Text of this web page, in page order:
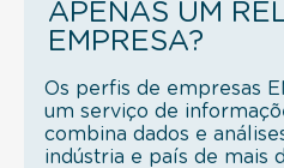
APENAS UM
EMPRESA?
Os perfis de empresas
um serviço de
combina dados e
indústria e país de mais